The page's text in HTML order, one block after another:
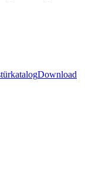
Download